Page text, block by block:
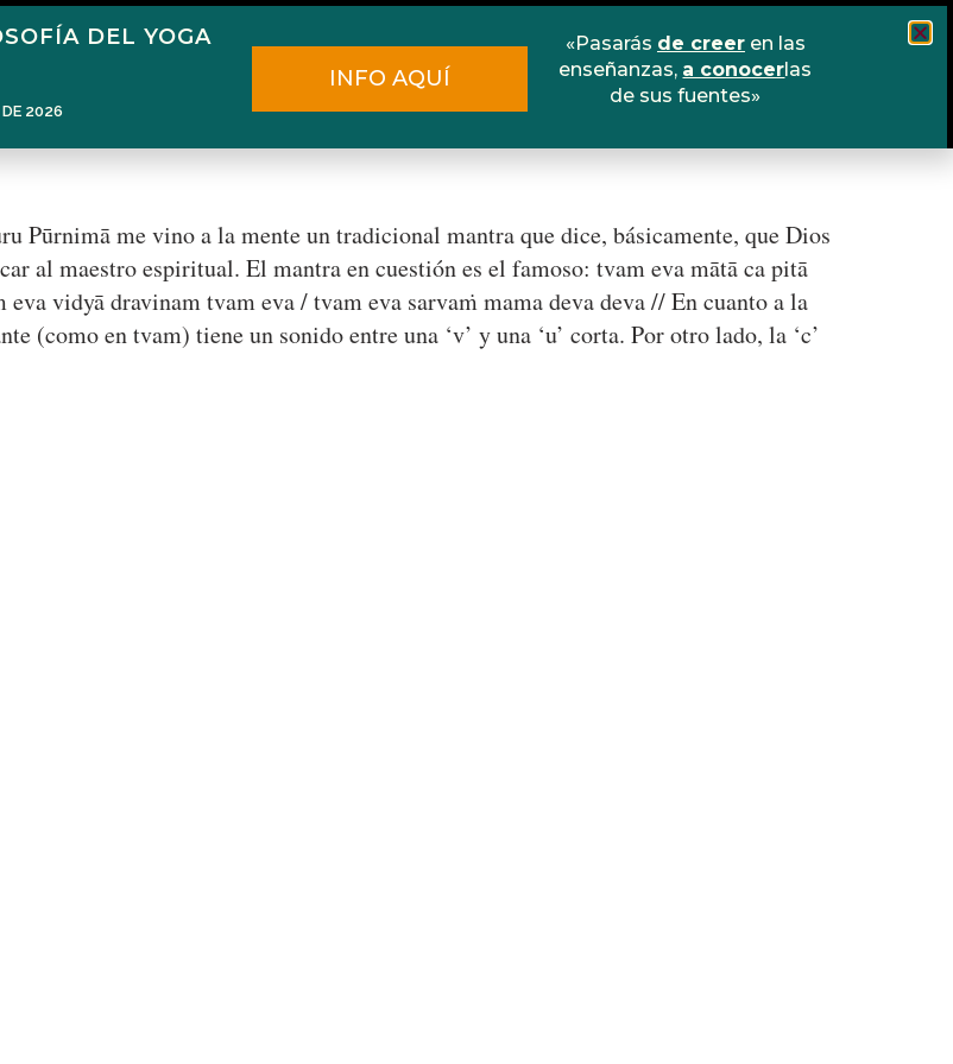
Narén Herrero Blog Cursos Escuela online
Pūrnimā me vino a la mente un tradicional mantra que dice, básicamente, que Dios
al maestro espiritual. El mantra en cuestión es el famoso: tvam eva mātā ca pitā
vidyā dravinam tvam eva / tvam eva sarvaṁ mama deva deva // En cuanto a la
(como en tvam) tiene un sonido entre una ‘v’ y una ‘u’ corta. Por otro lado, la ‘c’
DEL YOGA
DE 2026
INFO AQUÍ
«Pasarás de creeren las
enseñanzas, a conocerlas
de sus fuentes»